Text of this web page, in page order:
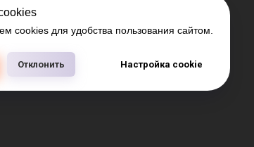
cookies для удобства пользования сайтом.
Отклонить Настройка cookie
№ 791041099, выдано 28.04.2016
№408421.
а также цен на товары носит